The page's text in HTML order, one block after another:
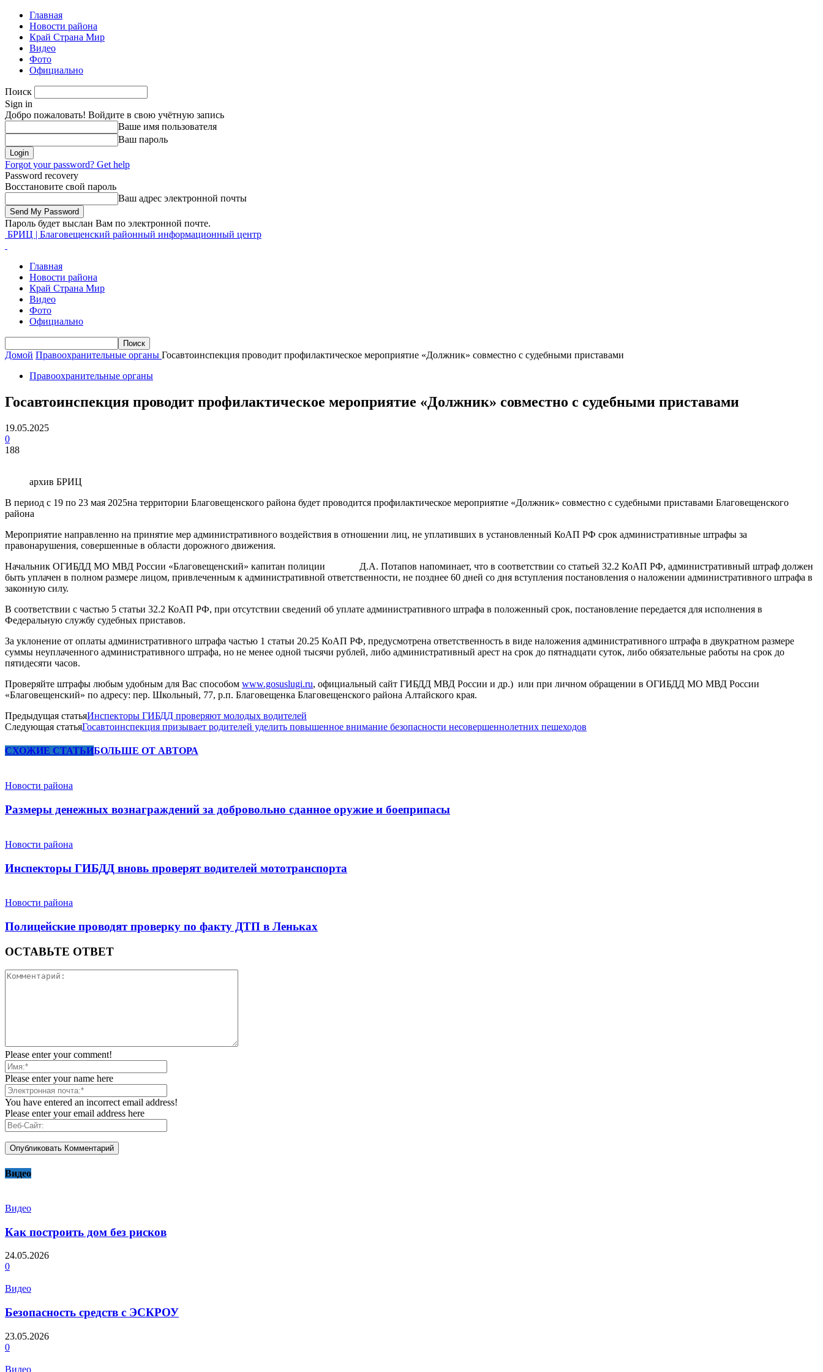
Главная
Новости района
Край Страна Мир
Видео
Фото
Официально
Поиск
Sign in
Добро пожаловать! Войдите в свою учётную запись
Ваше имя пользователя
Ваш пароль
Forgot your password? Get help
Password recovery
Восстановите свой пароль
Ваш адрес электронной почты
Пароль будет выслан Вам по электронной почте.
БРИЦ | Благовещенский районный информационный центр
Главная
Новости района
Край Страна Мир
Видео
Фото
Официально
Домой Правоохранительные органы Госавтоинспекция проводит профилактическое мероприятие «Должник» совместно с судебными приставами
Правоохранительные органы
Госавтоинспекция проводит профилактическое мероприятие «Должник» совместно с судебными приставами
19.05.2025
0
188
архив БРИЦ
В период с 19 по 23 мая 2025на территории Благовещенского района будет проводится профилактическое мероприятие «Должник» совместно с судебными приставами Благовещенского
района
Мероприятие направленно на принятие мер административного воздействия в отношении лиц, не уплативших в установленный КоАП РФ срок административные штрафы за
правонарушения, совершенные в области дорожного движения.
Начальник ОГИБДД МО МВД России «Благовещенский» капитан полиции Д.А. Потапов напоминает, что в соответствии со статьей 32.2 КоАП РФ, административный штраф должен
быть уплачен в полном размере лицом, привлеченным к административной ответственности, не позднее 60 дней со дня вступления постановления о наложении административного штрафа в
законную силу.
В соответствии с частью 5 статьи 32.2 КоАП РФ, при отсутствии сведений об уплате административного штрафа в положенный срок, постановление передается для исполнения в
Федеральную службу судебных приставов.
За уклонение от оплаты административного штрафа частью 1 статьи 20.25 КоАП РФ, предусмотрена ответственность в виде наложения административного штрафа в двукратном размере
суммы неуплаченного административного штрафа, но не менее одной тысячи рублей, либо административный арест на срок до пятнадцати суток, либо обязательные работы на срок до
пятидесяти часов.
Проверяйте штрафы любым удобным для Вас способом www.gosuslugi.ru, официальный сайт ГИБДД МВД России и др.) или при личном обращении в ОГИБДД МО МВД России
«Благовещенский» по адресу: пер. Школьный, 77, р.п. Благовещенка Благовещенского района Алтайского края.
Предыдущая статьяИнспекторы ГИБДД проверяют молодых водителей
Следующая статьяГосавтоинспекция призывает родителей уделить повышенное внимание безопасности несовершеннолетних пешеходов
СХОЖИЕ СТАТЬИБОЛЬШЕ ОТ АВТОРА
Новости района
Размеры денежных вознаграждений за добровольно сданное оружие и боеприпасы
Новости района
Инспекторы ГИБДД вновь проверят водителей мототранспорта
Новости района
Полицейские проводят проверку по факту ДТП в Леньках
ОСТАВЬТЕ ОТВЕТ
Please enter your comment!
Please enter your name here
You have entered an incorrect email address!
Please enter your email address here
Видео
Видео
Как построить дом без рисков
24.05.2026
0
Видео
Безопасность средств с ЭСКРОУ
23.05.2026
0
Видео